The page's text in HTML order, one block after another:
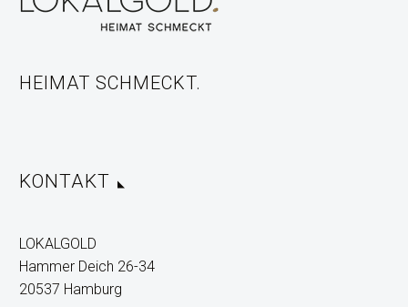
HEIMAT SCHMECKT.
KONTAKT
LOKALGOLD
Hammer Deich 26-34
20537 Hamburg